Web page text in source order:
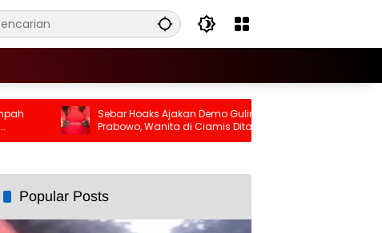
Sebar Hoaks Ajakan Demo Gulingkan
Prabowo, Wanita di Ciamis Ditangkap
Popular Posts